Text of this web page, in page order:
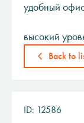
удобный
высокий
Back to
ID: 12586